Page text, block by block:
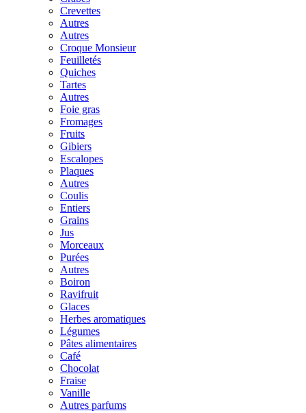
Crevettes
Autres
Autres
Croque Monsieur
Feuilletés
Quiches
Tartes
Autres
Foie gras
Fromages
Fruits
Gibiers
Escalopes
Plaques
Autres
Coulis
Entiers
Grains
Jus
Morceaux
Purées
Autres
Boiron
Ravifruit
Glaces
Herbes aromatiques
Légumes
Pâtes alimentaires
Café
Chocolat
Fraise
Vanille
Autres parfums